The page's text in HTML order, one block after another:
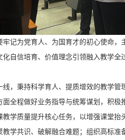
记为党育人、为国育才的初心使命
自信培育、价值理念引领融入教学
，秉持科学育人、提质增效的教学
全程做好业务指导与统筹谋划，积
学质量提升核心任务，以增强课堂
学共识、破解融合难题；组织高标